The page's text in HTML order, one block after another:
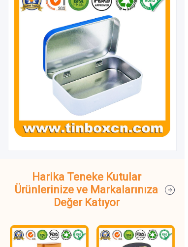
Harika Teneke Kutular
Ürünlerinize ve Markalarınıza
Değer Katıyor